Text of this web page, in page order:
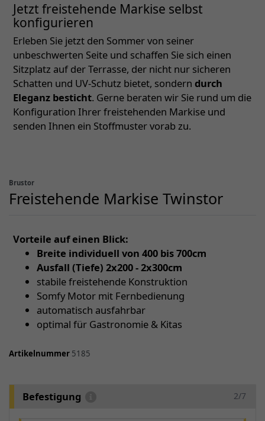
Jetzt freistehende Markise selbst
konfigurieren
Erleben Sie jetzt den Sommer von seiner
unbeschwerten Seite und schaffen Sie sich einen
Sitzplatz auf der Terrasse, der nicht nur sicheren
Schatten und UV-Schutz bietet, sondern durch
Eleganz besticht. Gerne beraten wir Sie rund um die
Konfiguration Ihrer freistehenden Markise und
senden Ihnen ein Stoffmuster vorab zu.
Brustor
Freistehende Markise Twinstor
Vorteile auf einen Blick:
Breite individuell von 400 bis 700cm
Ausfall (Tiefe) 2x200 - 2x300cm
stabile freistehende Konstruktion
Somfy Motor mit Fernbedienung
automatisch ausfahrbar
optimal für Gastronomie & Kitas
Artikelnummer 5185
Befestigung 2/7